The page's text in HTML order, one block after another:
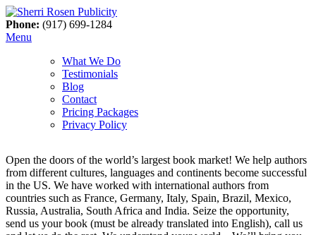
Phone: (917) 699-1284
Menu
What We Do
Testimonials
Blog
Contact
Pricing Packages
Privacy Policy
Open the doors of the world’s largest book market! We help authors
from different cultures, languages and continents become successful
in the US. We have worked with international authors from
countries such as France, Germany, Italy, Spain, Brazil, Mexico,
Russia, Australia, South Africa and India. Seize the opportunity,
send us your book (must be already translated into English), call us